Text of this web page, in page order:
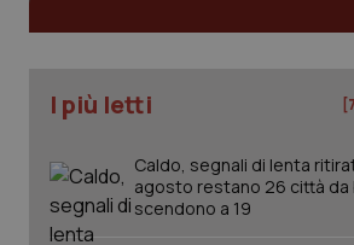
I più letti
Caldo, segnali di lenta
agosto restano 26 città da
scendono a 19